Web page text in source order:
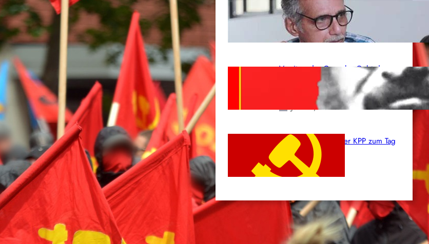
Indien: „Die Politik der
Kapitulation“ von K. Murali (Ajith)
Juli 1, 2026
Vorsitzender Gonzalo: Gebt das
Leben für die Partei und die
Juni 19, 2026
Beschluss des ZK der KPP zum Tag
des Heldentums
Juni 19, 2026